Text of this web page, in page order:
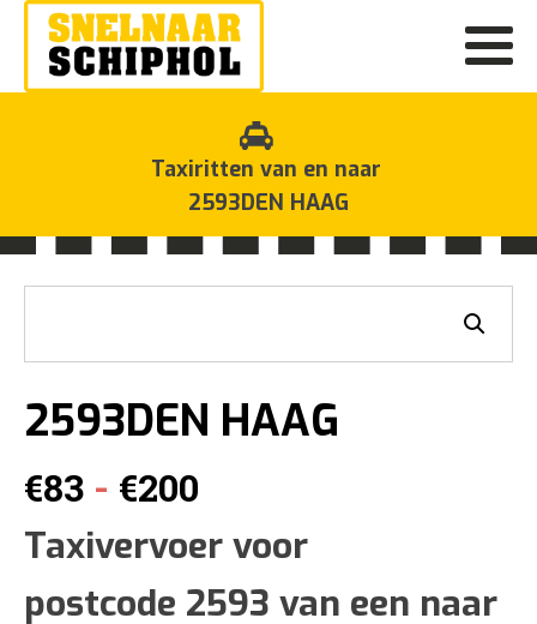
Taxiritten van en naar
2593DEN HAAG
2593DEN HAAG
€83 - €200
€83
tot
Taxivervoer voor
postcode 2593 van een naar